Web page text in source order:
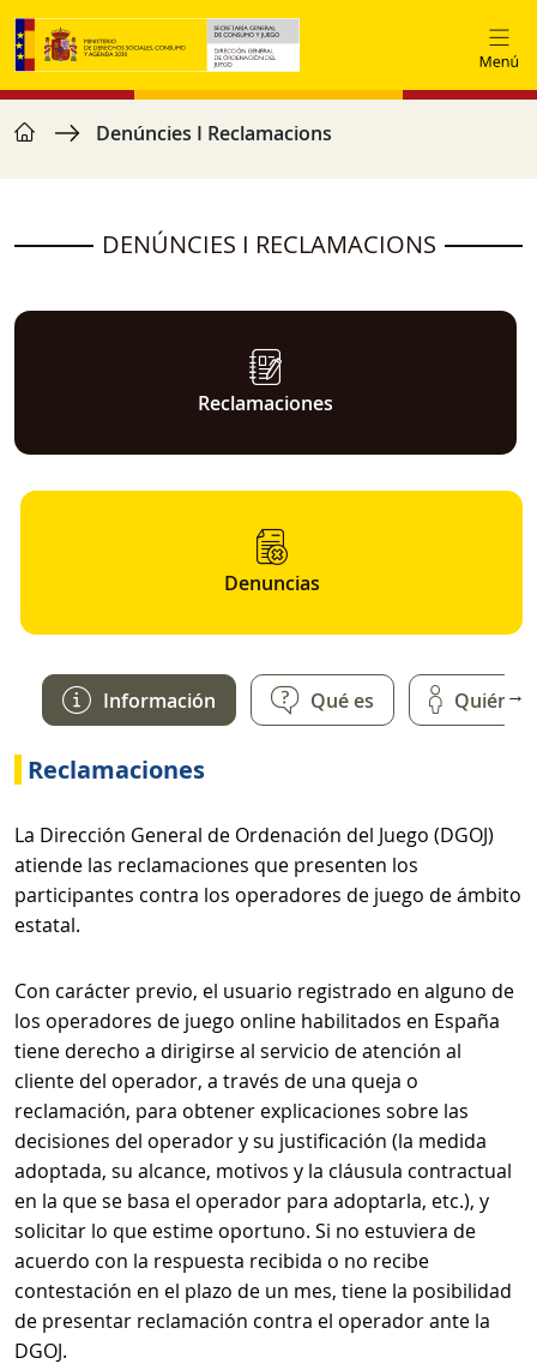
Vés al contingut
Fil d'ariadna
home Denúncies I Reclamacions
DENÚNCIES I RECLAMACIONS
Reclamaciones
Denuncias
→
Información Qué es Quién
Reclamaciones
La Dirección General de Ordenación del Juego (DGOJ)
atiende las reclamaciones que presenten los
participantes contra los operadores de juego de ámbito
estatal.
Con carácter previo, el usuario registrado en alguno de
los operadores de juego online habilitados en España
tiene derecho a dirigirse al servicio de atención al
cliente del operador, a través de una queja o
reclamación, para obtener explicaciones sobre las
decisiones del operador y su justificación (la medida
adoptada, su alcance, motivos y la cláusula contractual
en la que se basa el operador para adoptarla, etc.), y
solicitar lo que estime oportuno. Si no estuviera de
acuerdo con la respuesta recibida o no recibe
contestación en el plazo de un mes, tiene la posibilidad
de presentar reclamación contra el operador ante la
DGOJ.